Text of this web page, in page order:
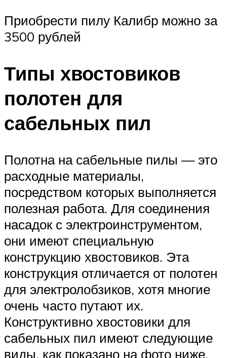
Приобрести пилу Калибр можно за
3500 рублей
Типы хвостовиков
полотен для
сабельных пил
Полотна на сабельные пилы — это
расходные материалы,
посредством которых выполняется
полезная работа. Для соединения
насадок с электроинструментом,
они имеют специальную
конструкцию хвостовиков. Эта
конструкция отличается от полотен
для электролобзиков, хотя многие
очень часто путают их.
Конструктивно хвостовики для
сабельных пил имеют следующие
виды, как показано на фото ниже.